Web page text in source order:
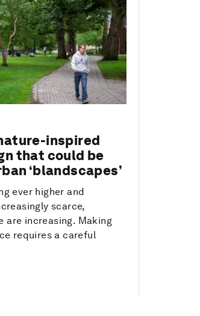
inspired
that could be
‘blandscapes’
ever higher and
scarce,
are increasing. Making
requires a careful